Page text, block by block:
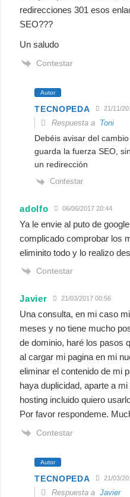
redirecciones 301 esos
SEO???
Un saludo
Contestar
Autor
TECNOPEDA 21/11/
Respuesta a Toni
Debéis avisar del
guarda la fuerza SEO,
un redirección
Contestar
adolfo 06/06/2017 20:44
Ya le envie al puto de
complicado comprobar los
eliminito todo y lo realizo
Contestar
Javier 21/03/2017 00:56
Una consulta, en mi caso
meses y no tiene mucho
de dominio, haré los pasos
al cargar mi pagina en mi
eliminar el contenido de mi
haya duplicidad, aparte a
hosting incluido quiero
Por favor respondeme.
Contestar
Autor
TECNOPEDA 21/03/
Respuesta aJavier